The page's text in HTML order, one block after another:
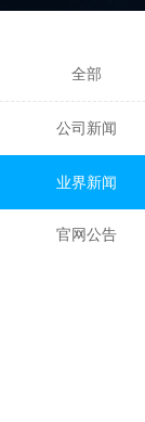
全部
公司新闻
业界新闻
官网公告